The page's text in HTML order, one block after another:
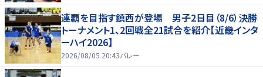
連覇を目指す鎮西が登場 男子2日目（8/6）決勝
トーナメント1、2回戦全21試合を紹介【近畿インタ
ーハイ2026】
2026/08/05 20:43バレー